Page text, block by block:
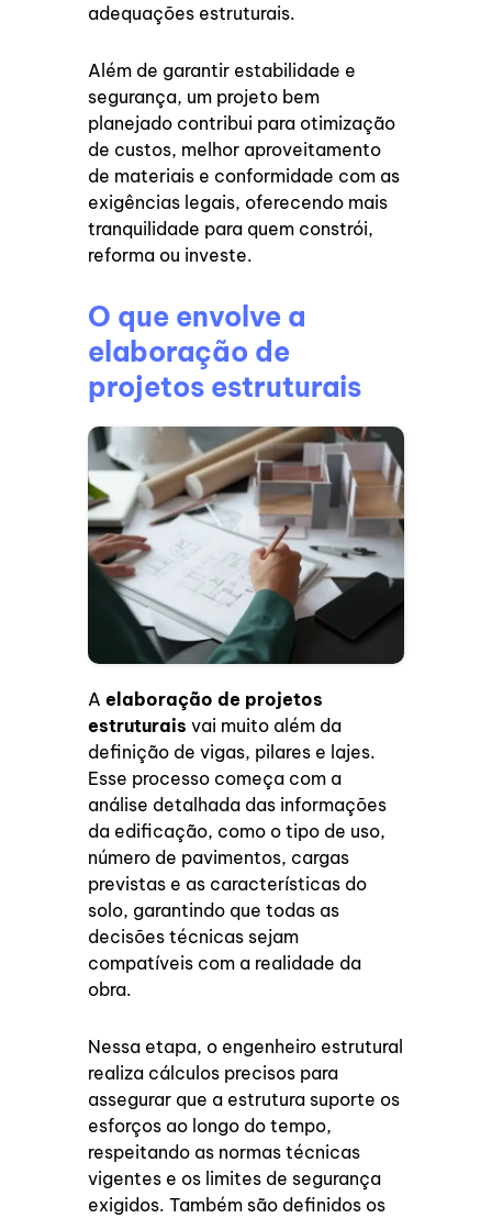
adequações estruturais.
Além de garantir estabilidade e
segurança, um projeto bem
planejado contribui para otimização
de custos, melhor aproveitamento
de materiais e conformidade com as
exigências legais, oferecendo mais
tranquilidade para quem constrói,
reforma ou investe.
O que envolve a
elaboração de
projetos estruturais
Aelaboração de projetos
estruturais vai muito além da
definição de vigas, pilares e lajes.
Esse processo começa com a
análise detalhada das informações
da edificação, como o tipo de uso,
número de pavimentos, cargas
previstas e as características do
solo, garantindo que todas as
decisões técnicas sejam
compatíveis com a realidade da
obra.
Nessa etapa, o engenheiro estrutural
realiza cálculos precisos para
assegurar que a estrutura suporte os
esforços ao longo do tempo,
respeitando as normas técnicas
vigentes e os limites de segurança
exigidos. Também são definidos os